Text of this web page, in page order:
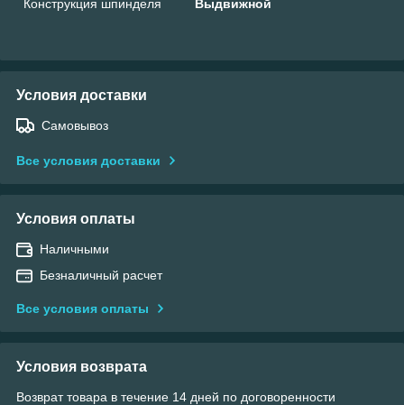
Конструкция шпинделя
Выдвижной
Условия доставки
Самовывоз
Все условия доставки
Условия оплаты
Наличными
Безналичный расчет
Все условия оплаты
Условия возврата
Возврат товара в течение 14 дней по договоренности